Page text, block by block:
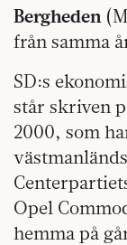
Bergheden
från samma
SD:s
står skriven
2000, som
Opel
hemma på